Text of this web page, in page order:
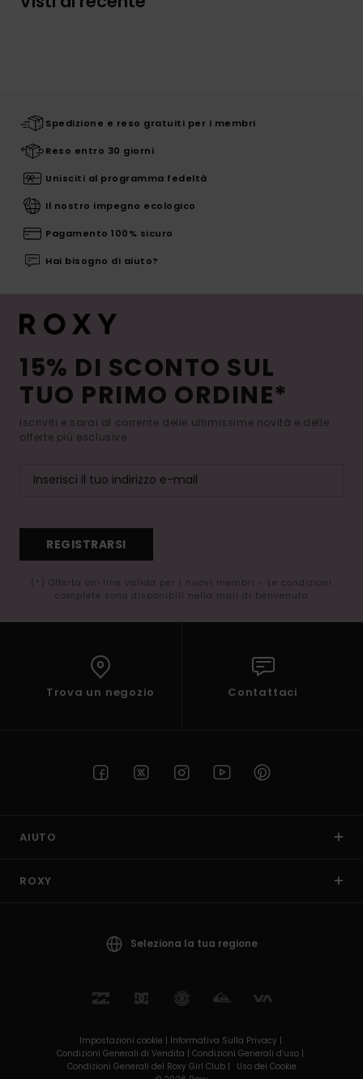
Spedizione e reso gratuiti per i membri
Reso entro 30 giorni
Unisciti al programma fedeltà
Il nostro impegno ecologico
Pagamento 100% sicuro
Hai bisogno di aiuto?
15% DI SCONTO SUL
TUO PRIMO ORDINE*
Iscriviti e sarai al corrente delle ultimissime novità e delle
offerte più esclusive.
REGISTRARSI
(*) Offerta on-line valida per i nuovi membri - Le condizioni
complete sono disponibili nella mail di benvenuto
Trova un negozio Contattaci
AIUTO
ROXY
Seleziona la tua regione
Impostazioni cookie | Informativa Sulla Privacy |
Condizioni Generali di Vendita | Condizioni Generali d’uso |
Condizioni Generali del Roxy Girl Club |
Uso dei Cookie